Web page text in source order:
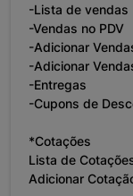
-Lista de vendas
-Vendas no PDV
-Adicionar
-Adicionar
-Entregas
-Cupons de
*Cotações
Lista de
Adicionar